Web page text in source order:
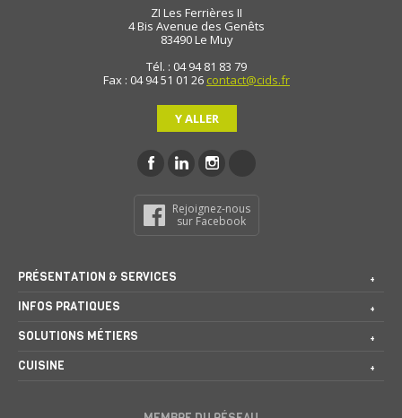
ZI Les Ferrières II
4 Bis Avenue des Genêts
83490Le Muy
Tél. : 04 94 81 83 79
Fax : 04 94 51 01 26 contact@cids.fr
Y ALLER
Rejoignez-nous
sur Facebook
PRÉSENTATION & SERVICES
INFOS PRATIQUES
SOLUTIONS MÉTIERS
CUISINE